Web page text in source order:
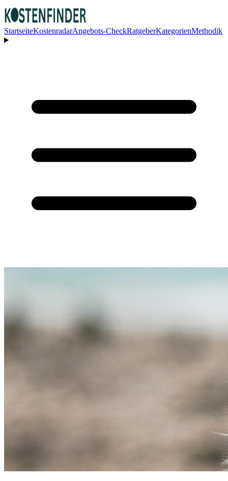
StartseiteKostenradarAngebots-CheckRatgeberKategorienMethodik